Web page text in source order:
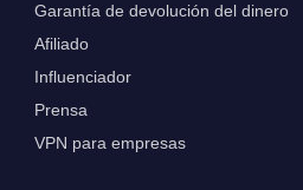
Garantía de devolución del dinero
Afiliado
Influenciador
Prensa
VPN para empresas